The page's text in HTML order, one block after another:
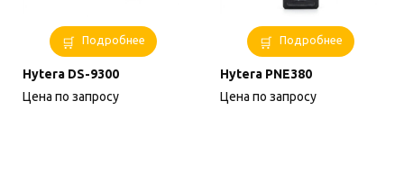
Подробнее
Hytera DS-9300
Цена по запросу
Подробнее
Hytera PNE380
Цена по запросу